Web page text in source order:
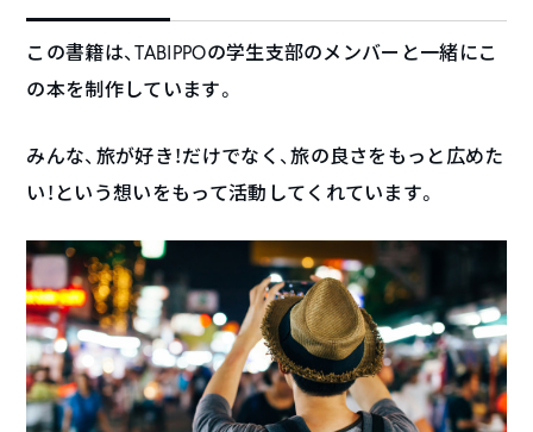
この書籍は、TABIPPOの学生支部のメンバーと一緒にこ
の本を制作しています。
みんな、旅が好き！だけでなく、旅の良さをもっと広めた
い！という想いをもって活動してくれています。